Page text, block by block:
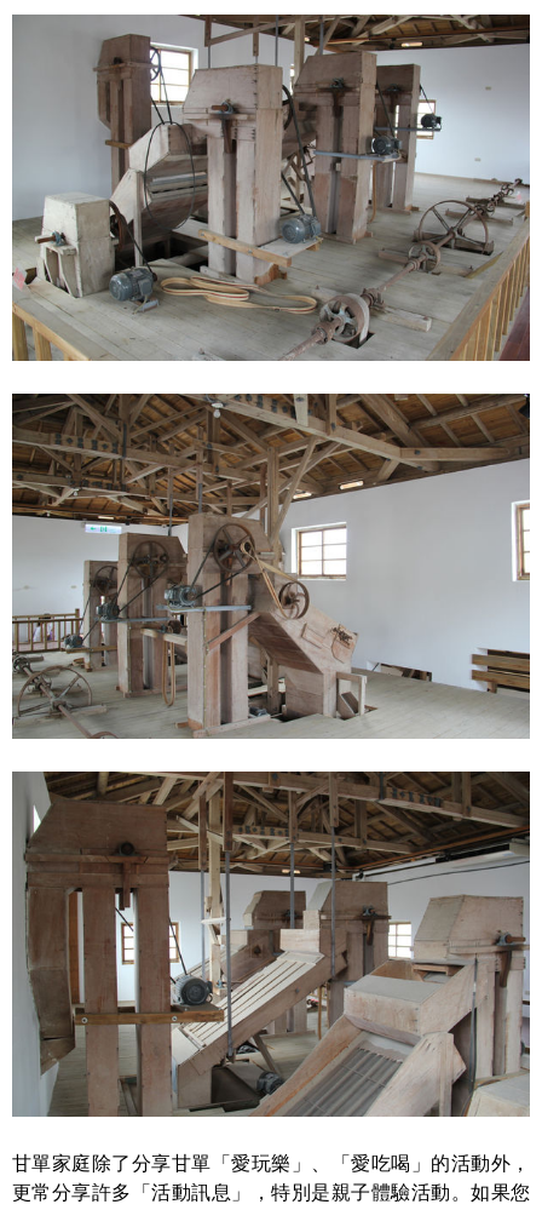
甘單家庭除了分享甘單「愛玩樂」、「愛吃喝」的活動外，
更常分享許多「活動訊息」，特別是親子體驗活動。如果您